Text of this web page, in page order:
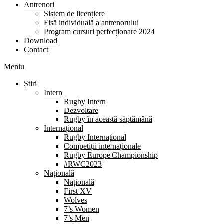
Antrenori
Sistem de licențiere
Fișă individuală a antrenorului
Program cursuri perfecționare 2024
Download
Contact
Meniu
Știri
Intern
Rugby Intern
Dezvoltare
Rugby în această săptămână
Internațional
Rugby Internațional
Competiții internaționale
Rugby Europe Championship
#RWC2023
Națională
Națională
First XV
Wolves
7’s Women
7’s Men